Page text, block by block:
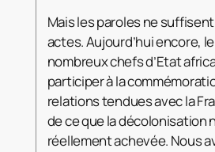
Mais les paroles ne
actes. Aujourd’hui encore,
nombreux chefs d’Etat
participer à la
relations tendues avec la
de ce que la décolonisation
réellement achevée. Nous